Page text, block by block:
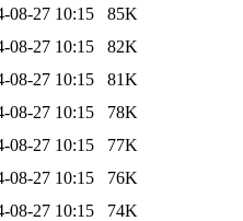
08-27 10:15
85K
08-27 10:15
82K
08-27 10:15
81K
08-27 10:15
78K
08-27 10:15
77K
08-27 10:15
76K
08-27 10:15
74K